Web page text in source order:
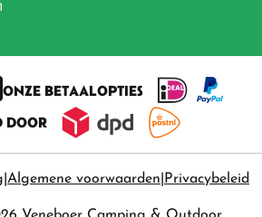
ONZE BETAALOPTIES
DOOR
Algemene voorwaarden Privacybeleid